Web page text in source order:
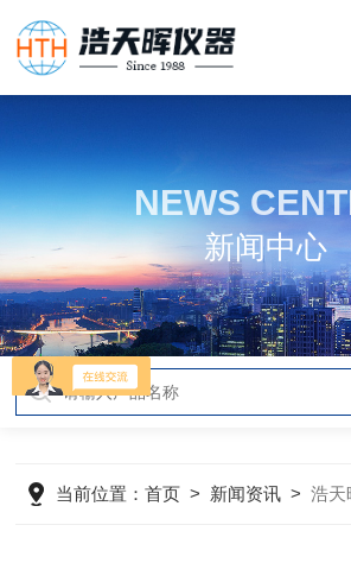
NEWS
新闻中心
当前位置：首页 > 新闻资讯 >浩天晖系列仪